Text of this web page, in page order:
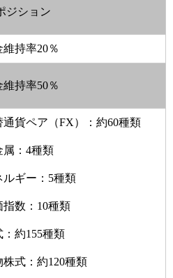
ジション
維持率20％
維持率50％
通貨ペア（FX）：約60種類
属：4種類
ルギー：5種類
指数：10種類
：約155種類
株式：約120種類